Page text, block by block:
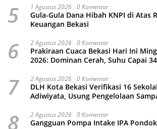
5 1 Agustus 2026 0 Komentar
Gula-Gula Dana Hibah KNPI di Atas
Keuangan Bekasi
6 2 Agustus 2026 0 Komentar
Prakiraan Cuaca Bekasi Hari Ini
2026: Dominan Cerah, Suhu Capai
7 2 Agustus 2026 0 Komentar
DLH Kota Bekasi Verifikasi 16
Adiwiyata, Usung Pengelolaan
8 2 Agustus 2026 0 Komentar
Gangguan Pompa Intake IPA